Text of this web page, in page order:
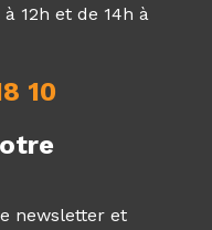
12h et de 14h à
10
newsletter et